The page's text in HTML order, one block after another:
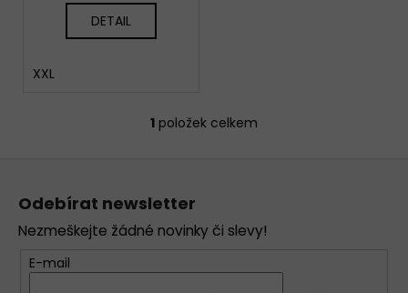
DETAIL
XXL
O
a
í
1 položek celkem
Odebírat newsletter
Nezmeškejte žádné novinky či slevy!
E-mail